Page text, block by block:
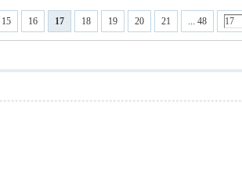
15 16 17 18 19 20 21 ... 48